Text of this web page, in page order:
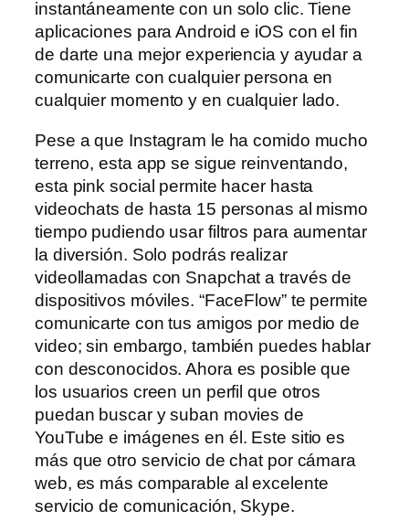
instantáneamente con un solo clic. Tiene
aplicaciones para Android e iOS con el fin
de darte una mejor experiencia y ayudar a
comunicarte con cualquier persona en
cualquier momento y en cualquier lado.
Pese a que Instagram le ha comido mucho
terreno, esta app se sigue reinventando,
esta pink social permite hacer hasta
videochats de hasta 15 personas al mismo
tiempo pudiendo usar filtros para aumentar
la diversión. Solo podrás realizar
videollamadas con Snapchat a través de
dispositivos móviles. “FaceFlow” te permite
comunicarte con tus amigos por medio de
video; sin embargo, también puedes hablar
con desconocidos. Ahora es posible que
los usuarios creen un perfil que otros
puedan buscar y suban movies de
YouTube e imágenes en él. Este sitio es
más que otro servicio de chat por cámara
web, es más comparable al excelente
servicio de comunicación, Skype.